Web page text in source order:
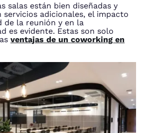
salas están bien diseñadas y
servicios adicionales, el impacto
de la reunión y en la
es evidente. Estas son solo
ventajas de un coworking en